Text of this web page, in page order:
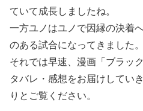
ていて成長しましたね。
一方ユノはユノで因縁の決着
のある試合になってきました。
それでは早速、漫画「ブラッ
タバレ・感想をお届けしてい
りとご覧ください。